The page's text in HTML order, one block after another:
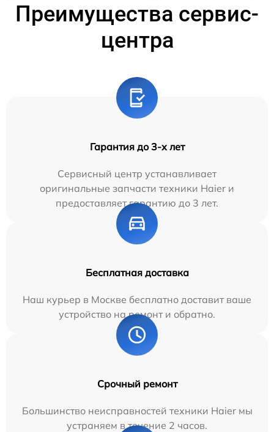
Преимущества сервис-
центра
Гарантия до 3-х лет
Сервисный центр устанавливает
оригинальные запчасти техники Haier и
предоставляет гарантию до 3 лет.
Бесплатная доставка
Наш курьер в Москве бесплатно доставит ваше
устройство на ремонт и обратно.
Срочный ремонт
Большинство неисправностей техники Haier мы
устраняем в течение 2 часов.